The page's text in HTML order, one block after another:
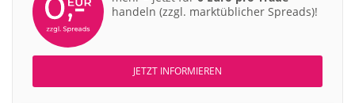
handeln (zzgl. marktüblicher Spreads)!
JETZT INFORMIEREN